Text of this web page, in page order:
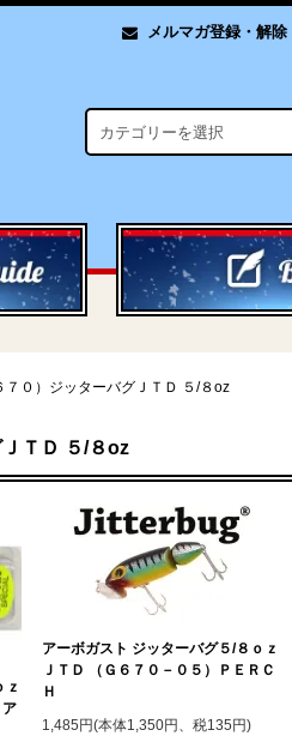
メルマガ登録・解除
７０）ジッターバグＪＴＤ ５/８oz
ＪＴＤ ５/８oz
ｚ
アーボガスト ジッターバグ５/８ｏｚ
ＪＴＤ （Ｇ６７０－０５）ＰＥＲＣ
Ｈ
1,485円(本体1,350円、税135円)